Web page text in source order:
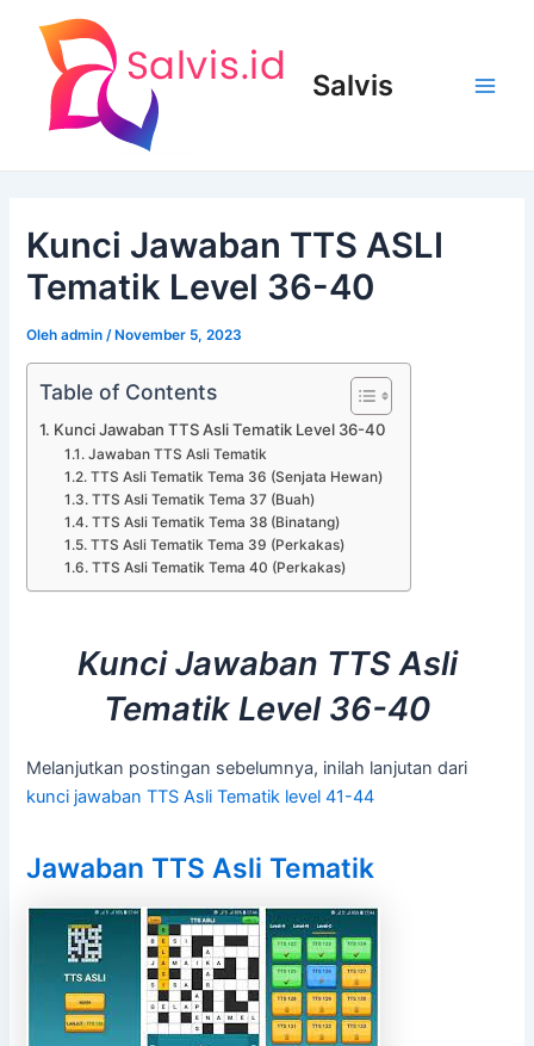
konten
Salvis
Kunci Jawaban TTS ASLI
Tematik Level 36-40
Olehadmin/ November 5, 2023
Table of Contents
Kunci Jawaban TTS Asli Tematik Level 36-40
Jawaban TTS Asli Tematik
TTS Asli Tematik Tema 36 (Senjata Hewan)
TTS Asli Tematik Tema 37 (Buah)
TTS Asli Tematik Tema 38 (Binatang)
TTS Asli Tematik Tema 39 (Perkakas)
TTS Asli Tematik Tema 40 (Perkakas)
Kunci Jawaban TTS Asli
Tematik Level 36-40
Melanjutkan postingan sebelumnya, inilah lanjutan dari
kunci jawaban TTS Asli Tematik level 41-44
Jawaban TTS Asli Tematik